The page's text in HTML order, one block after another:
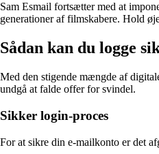
Sam Esmail fortsætter med at
generationer af filmskabere. Hold
Sådan kan du logge
Med den stigende mængde af
undgå at falde offer for svindel.
Sikker login-proces
For at sikre din e-mailkonto er det